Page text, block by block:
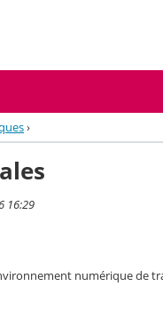
›
16:29
numérique de